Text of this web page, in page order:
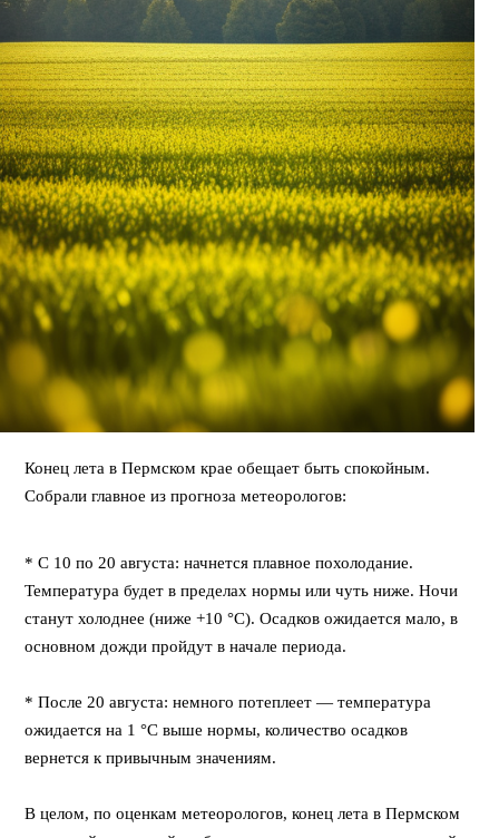
Конец лета в Пермском крае обещает быть спокойным.
Собрали главное из прогноза метеорологов:
* С 10 по 20 августа: начнется плавное похолодание.
Температура будет в пределах нормы или чуть ниже. Ночи
станут холоднее (ниже +10 °C). Осадков ожидается мало, в
основном дожди пройдут в начале периода.
* После 20 августа: немного потеплеет — температура
ожидается на 1 °C выше нормы, количество осадков
вернется к привычным значениям.
В целом, по оценкам метеорологов, конец лета в Пермском